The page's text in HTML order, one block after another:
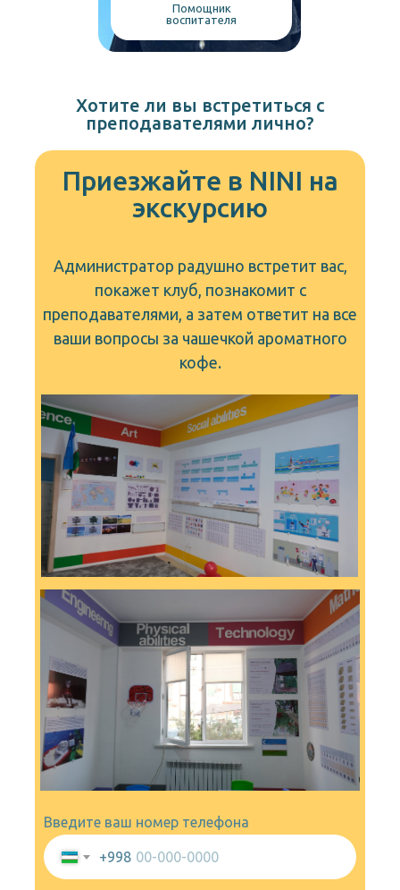
Помощник
воспитателя
Хотите ли вы встретиться с
преподавателями лично?
Введите ваш номер телефона
+998
Приезжайте в NINI на
экскурсию
Администратор радушно встретит вас,
покажет клуб, познакомит с
преподавателями, а затем ответит на все
ваши вопросы за чашечкой ароматного
кофе.